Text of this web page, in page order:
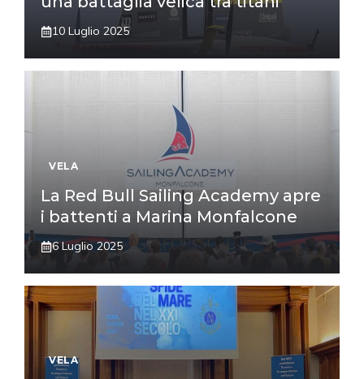
10 Luglio 2025
VELA
La Red Bull Sailing Academy apre
i battenti a Marina Monfalcone
6 Luglio 2025
VELA